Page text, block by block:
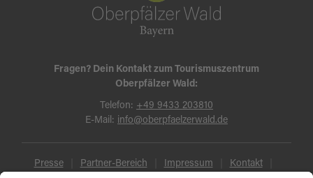
Fragen? Dein Kontakt zum Tourismuszentrum
Oberpfälzer Wald:
Telefon: +49 9433 203810
E-Mail: info@oberpfaelzerwald.de
Presse Partner-Bereich Impressum Kontakt